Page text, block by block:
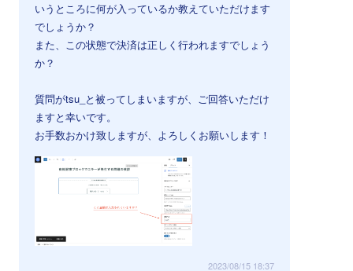
いうところに何が入っているか教えていただけます
でしょうか？
また、この状態で決済は正しく行われますでしょう
か？
質問がtsu_と被ってしまいますが、ご回答いただけ
ますと幸いです。
お手数おかけ致しますが、よろしくお願いします！
2023/08/15 18:37